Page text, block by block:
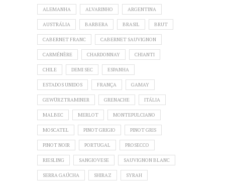
ALEMANHA ALVARINHO ARGENTINA
AUSTRÁLIA BARBERA BRASIL BRUT
CABERNET FRANC CABERNET SAUVIGNON
CARMÉNÈRE CHARDONNAY CHIANTI
CHILE DEMI SEC ESPANHA
ESTADOS UNIDOS FRANÇA GAMAY
GEWÜRZTRAMINER GRENACHE ITÁLIA
MALBEC MERLOT MONTEPULCIANO
MOSCATEL PINOT GRIGIO PINOT GRIS
PINOT NOIR PORTUGAL PROSECCO
RIESLING SANGIOVESE SAUVIGNON BLANC
SERRA GAÚCHA SHIRAZ SYRAH